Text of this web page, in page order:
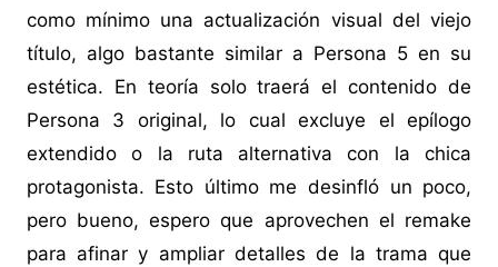
como mínimo una actualización visual del viejo
título, algo bastante similar a Persona 5 en su
estética. En teoría solo traerá el contenido de
Persona 3 original, lo cual excluye el epílogo
extendido o la ruta alternativa con la chica
protagonista. Esto último me desinfló un poco,
pero bueno, espero que aprovechen el remake
para afinar y ampliar detalles de la trama que